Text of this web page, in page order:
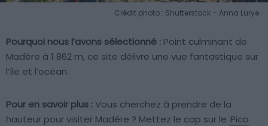
Crédit photo : Shutterstock – Anna Lurye
Pourquoi nous l’avons sélectionné : Point culminant de
Madère à 1 862 m, ce site délivre une vue fantastique sur
l’île et l’océan.
Pour en savoir plus :Vous cherchez à prendre de la
hauteur pour visiter Madère ? Mettez le cap sur le Pico